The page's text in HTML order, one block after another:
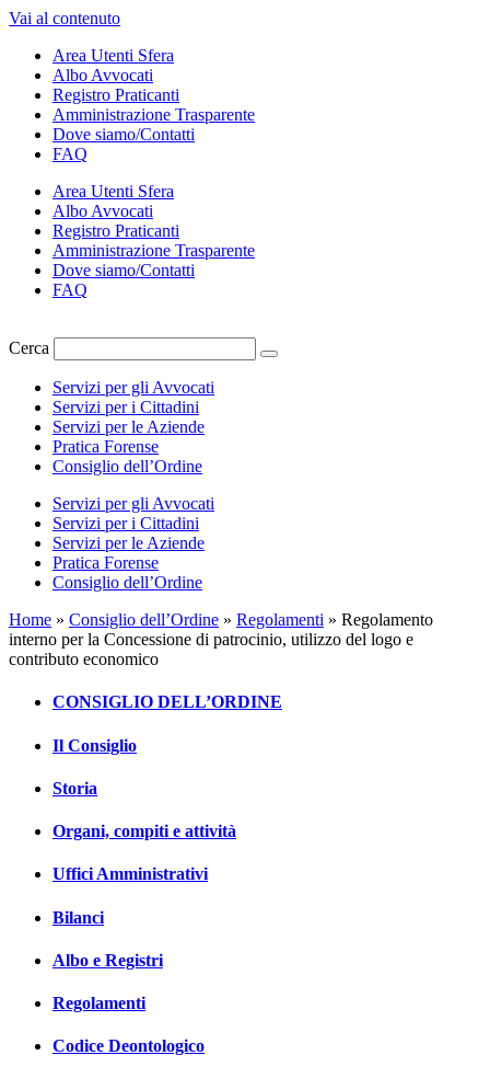
Vai al contenuto
Area Utenti Sfera
Albo Avvocati
Registro Praticanti
Amministrazione Trasparente
Dove siamo/Contatti
FAQ
Area Utenti Sfera
Albo Avvocati
Registro Praticanti
Amministrazione Trasparente
Dove siamo/Contatti
FAQ
Cerca
Servizi per gli Avvocati
Servizi per i Cittadini
Servizi per le Aziende
Pratica Forense
Consiglio dell’Ordine
Servizi per gli Avvocati
Servizi per i Cittadini
Servizi per le Aziende
Pratica Forense
Consiglio dell’Ordine
Home » Consiglio dell’Ordine » Regolamenti » Regolamento
interno per la Concessione di patrocinio, utilizzo del logo e
contributo economico
CONSIGLIO DELL’ORDINE
Il Consiglio
Storia
Organi, compiti e attività
Uffici Amministrativi
Bilanci
Albo e Registri
Regolamenti
Codice Deontologico